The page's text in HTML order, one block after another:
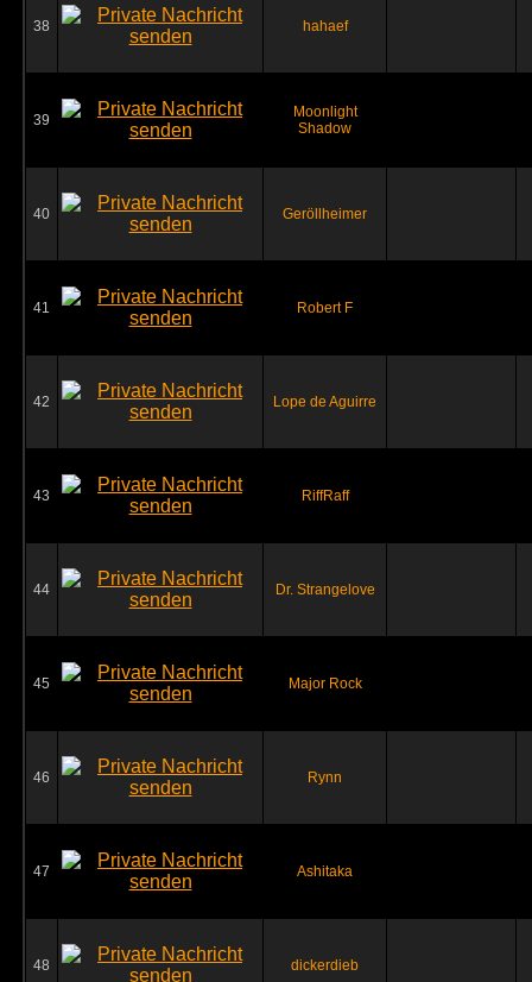
38 hahaef
39
Moonlight
Shadow
40 Geröllheimer
41 Robert F
42 Lope de Aguirre
43 RiffRaff
44 Dr. Strangelove
45 Major Rock
46 Rynn
47 Ashitaka
48 dickerdieb